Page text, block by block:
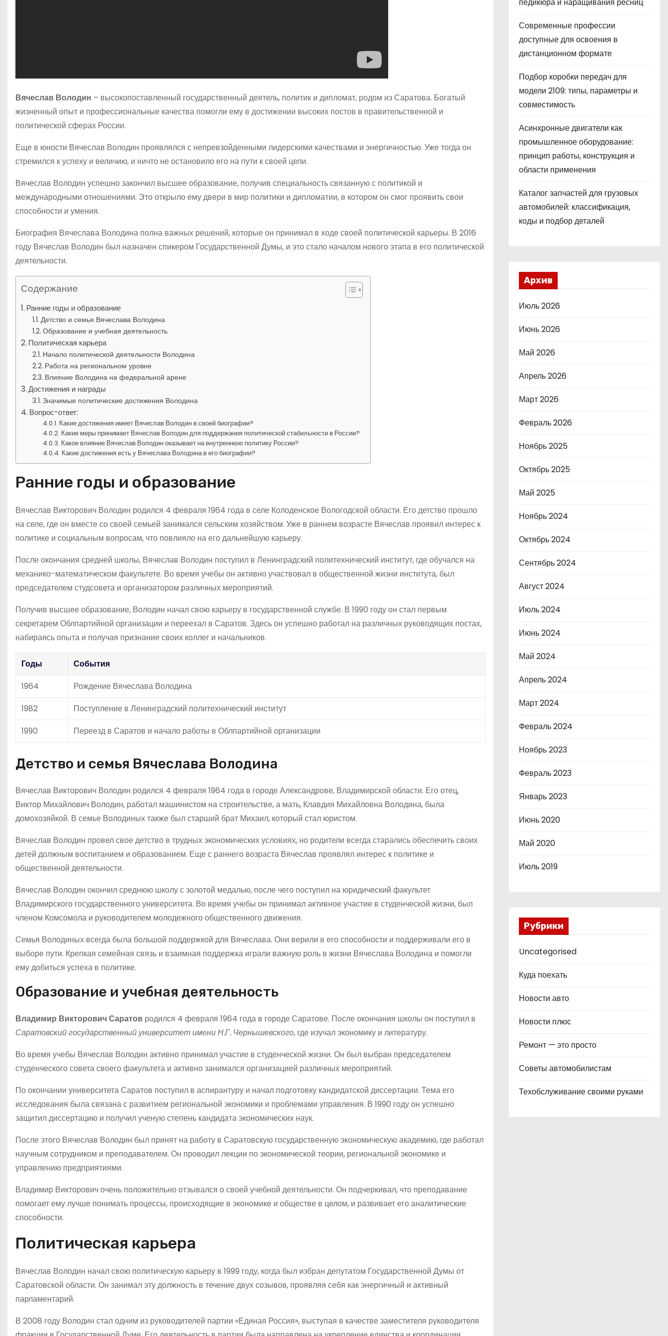
Вячеслав Володин – высокопоставленный государственный деятель, политик и дипломат, родом из Саратова. Богатый
жизненный опыт и профессиональные качества помогли ему в достижении высоких постов в правительственной и
политической сферах России.
Еще в юности Вячеслав Володин проявлялся с непревзойденными лидерскими качествами и энергичностью. Уже тогда он
стремился к успеху и величию, и ничто не остановило его на пути к своей цели.
Вячеслав Володин успешно закончил высшее образование, получив специальность связанную с политикой и
международными отношениями. Это открыло ему двери в мир политики и дипломатии, в котором он смог проявить свои
способности и умения.
Биография Вячеслава Володина полна важных решений, которые он принимал в ходе своей политической карьеры. В 2016
году Вячеслав Володин был назначен спикером Государственной Думы, и это стало началом нового этапа в его политической
деятельности.
Содержание
Ранние годы и образование
Детство и семья Вячеслава Володина
Образование и учебная деятельность
Политическая карьера
Начало политической деятельности Володина
Работа на региональном уровне
Влияние Володина на федеральной арене
Достижения и награды
Значимые политические достижения Володина
Вопрос-ответ:
Какие достижения имеет Вячеслав Володин в своей биографии?
Какие меры принимает Вячеслав Володин для поддержания политической стабильности в России?
Какое влияние Вячеслав Володин оказывает на внутреннюю политику России?
Какие достижения есть у Вячеслава Володина в его биографии?
Ранние годы и образование
Вячеслав Викторович Володин родился 4 февраля 1964 года в селе Колоденское Вологодской области. Его детство прошло
на селе, где он вместе со своей семьей занимался сельским хозяйством. Уже в раннем возрасте Вячеслав проявил интерес к
политике и социальным вопросам, что повлияло на его дальнейшую карьеру.
После окончания средней школы, Вячеслав Володин поступил в Ленинградский политехнический институт, где обучался на
механико-математическом факультете. Во время учебы он активно участвовал в общественной жизни института, был
председателем студсовета и организатором различных мероприятий.
Получив высшее образование, Володин начал свою карьеру в государственной службе. В 1990 году он стал первым
секретарем Облпартийной организации и переехал в Саратов. Здесь он успешно работал на различных руководящих постах,
набираясь опыта и получая признание своих коллег и начальников.
Годы
События
1964
Рождение Вячеслава Володина
1982
Поступление в Ленинградский политехнический институт
1990
Переезд в Саратов и начало работы в Облпартийной организации
Детство и семья Вячеслава Володина
Вячеслав Викторович Володин родился 4 февраля 1964 года в городе Александрове, Владимирской области. Его отец,
Виктор Михайлович Володин, работал машинистом на строительстве, а мать, Клавдия Михайловна Володина, была
домохозяйкой. В семье Володиных также был старший брат Михаил, который стал юристом.
Вячеслав Володин провел свое детство в трудных экономических условиях, но родители всегда старались обеспечить своих
детей должным воспитанием и образованием. Еще с раннего возраста Вячеслав проявлял интерес к политике и
общественной деятельности.
Вячеслав Володин окончил среднюю школу с золотой медалью, после чего поступил на юридический факультет
Владимирского государственного университета. Во время учебы он принимал активное участие в студенческой жизни, был
членом Комсомола и руководителем молодежного общественного движения.
Семья Володиных всегда была большой поддержкой для Вячеслава. Они верили в его способности и поддерживали его в
выборе пути. Крепкая семейная связь и взаимная поддержка играли важную роль в жизни Вячеслава Володина и помогли
ему добиться успеха в политике.
Образование и учебная деятельность
Владимир Викторович Саратов родился 4 февраля 1964 года в городе Саратове. После окончания школы он поступил в
Саратовский государственный университет имени Н.Г. Чернышевского, где изучал экономику и литературу.
Во время учебы Вячеслав Володин активно принимал участие в студенческой жизни. Он был выбран председателем
студенческого совета своего факультета и активно занимался организацией различных мероприятий.
По окончании университета Саратов поступил в аспирантуру и начал подготовку кандидатской диссертации. Тема его
исследования была связана с развитием региональной экономики и проблемами управления. В 1990 году он успешно
защитил диссертацию и получил ученую степень кандидата экономических наук.
После этого Вячеслав Володин был принят на работу в Саратовскую государственную экономическую академию, где работал
научным сотрудником и преподавателем. Он проводил лекции по экономической теории, региональной экономике и
управлению предприятиями.
Владимир Викторович очень положительно отзывался о своей учебной деятельности. Он подчеркивал, что преподавание
помогает ему лучше понимать процессы, происходящие в экономике и обществе в целом, и развивает его аналитические
способности.
Политическая карьера
Вячеслав Володин начал свою политическую карьеру в 1999 году, когда был избран депутатом Государственной Думы от
Саратовской области. Он занимал эту должность в течение двух созывов, проявляя себя как энергичный и активный
парламентарий.
В 2008 году Володин стал одним из руководителей партии «Единая Россия», выступая в качестве заместителя руководителя
Современные профессии
доступные для освоения в
дистанционном формате
Подбор коробки передач для
модели 2109: типы, параметры и
совместимость
Асинхронные двигатели как
промышленное оборудование:
принцип работы, конструкция и
области применения
Каталог запчастей для грузовых
автомобилей: классификация,
коды и подбор деталей
Архив
Июль 2026
Июнь 2026
Май 2026
Апрель 2026
Март 2026
Февраль 2026
Ноябрь 2025
Октябрь 2025
Май 2025
Ноябрь 2024
Октябрь 2024
Сентябрь 2024
Август 2024
Июль 2024
Июнь 2024
Май 2024
Апрель 2024
Март 2024
Февраль 2024
Ноябрь 2023
Февраль 2023
Январь 2023
Июнь 2020
Май 2020
Июль 2019
Рубрики
Uncategorised
Куда поехать
Новости авто
Новости плюс
Ремонт — это просто
Советы автомобилистам
Техобслуживание своими руками